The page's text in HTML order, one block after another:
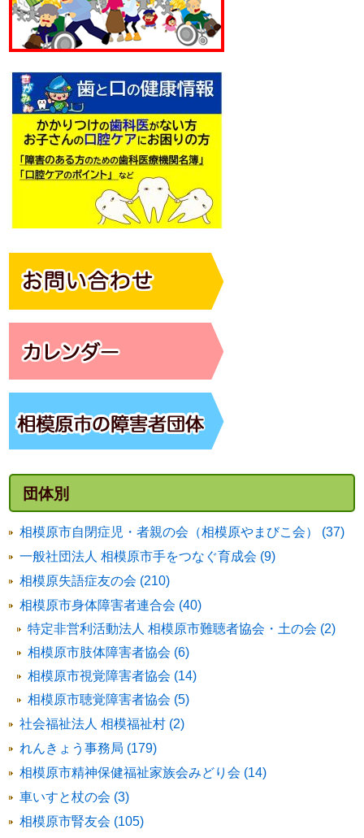
団体別
相模原市自閉症児・者親の会（相模原やまびこ会） (37)
一般社団法人 相模原市手をつなぐ育成会 (9)
相模原失語症友の会 (210)
相模原市身体障害者連合会 (40)
特定非営利活動法人 相模原市難聴者協会・土の会 (2)
相模原市肢体障害者協会 (6)
相模原市視覚障害者協会 (14)
相模原市聴覚障害者協会 (5)
社会福祉法人 相模福祉村 (2)
れんきょう事務局 (179)
相模原市精神保健福祉家族会みどり会 (14)
車いすと杖の会 (3)
相模原市腎友会 (105)